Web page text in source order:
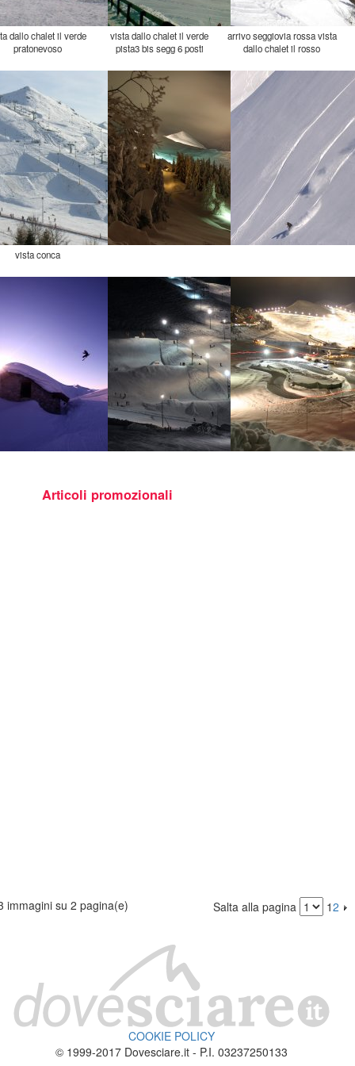
dallo chalet il verde
pratonevoso
vista dallo chalet il verde
pista3 bis segg 6 posti
arrivo seggiovia rossa vista
dallo chalet il rosso
vista conca
immagini su 2 pagina(e) Salta alla pagina 12
COOKIE POLICY
© 1999-2017 Dovesciare.it - P.I. 03237250133